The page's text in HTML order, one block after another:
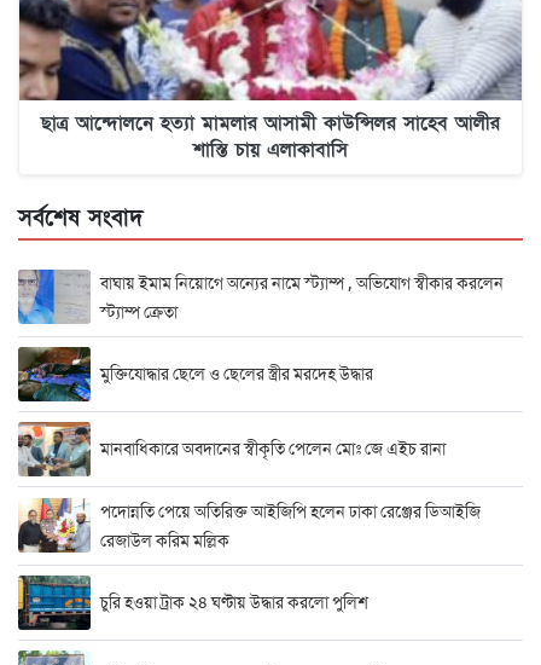
ছাত্র আন্দোলনে হত্যা মামলার আসামী কাউন্সিলর সাহেব আলীর
শাস্তি চায় এলাকাবাসি
সর্বশেষ সংবাদ
বাঘায় ইমাম নিয়োগে অন্যের নামে স্ট্যাম্প , অভিযোগ স্বীকার করলেন
স্ট্যাম্প ক্রেতা
মুক্তিযোদ্ধার ছেলে ও ছেলের স্ত্রীর মরদেহ উদ্ধার
মানবাধিকারে অবদানের স্বীকৃতি পেলেন মোঃ জে এইচ রানা
পদোন্নতি পেয়ে অতিরিক্ত আইজিপি হলেন ঢাকা রেঞ্জের ডিআইজি
রেজাউল করিম মল্লিক
চুরি হওয়া ট্রাক ২৪ ঘণ্টায় উদ্ধার করলো পুলিশ